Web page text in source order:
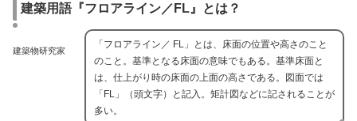
建築用語『フロアライン／FL』とは？
建築物研究家
「フロアライン／ FL」とは、床面の位置や高さのこと
のこと。基準となる床面の意味でもある。基準床面と
は、仕上がり時の床面の上面の高さである。図面では
「FL」（頭文字）と記入。矩計図などに記されることが
多い。